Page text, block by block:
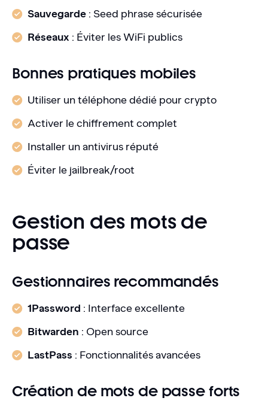
Sauvegarde : Seed phrase sécurisée
Réseaux : Éviter les WiFi publics
Bonnes pratiques mobiles
Utiliser un téléphone dédié pour crypto
Activer le chiffrement complet
Installer un antivirus réputé
Éviter le jailbreak/root
Gestion des mots de
passe
Gestionnaires recommandés
1Password : Interface excellente
Bitwarden : Open source
LastPass : Fonctionnalités avancées
Création de mots de passe forts